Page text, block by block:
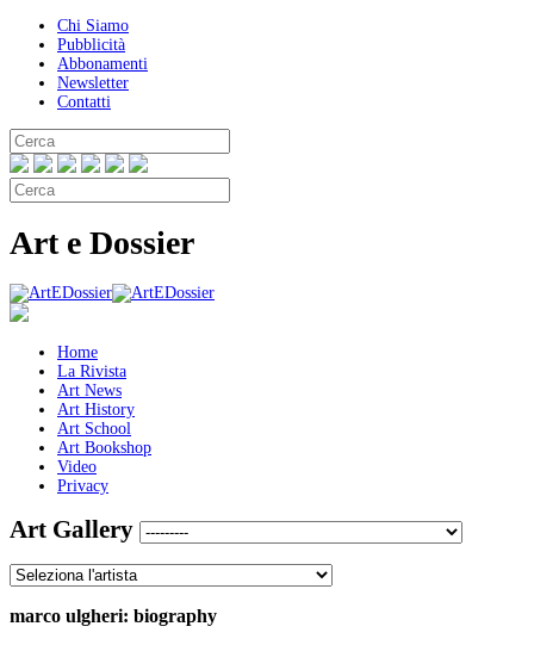
Chi Siamo
Pubblicità
Abbonamenti
Newsletter
Contatti
Art e Dossier
Home
La Rivista
Art News
Art History
Art School
Art Bookshop
Video
Privacy
Art Gallery
marco ulgheri: biography